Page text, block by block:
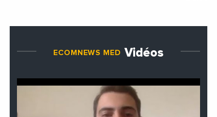
ECOMNEWS MED Vidéos